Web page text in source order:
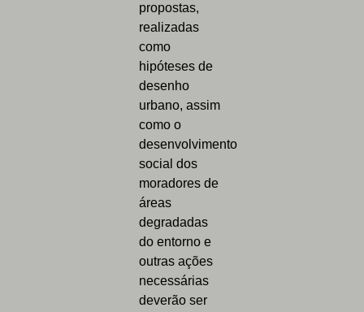
propostas,
realizadas
como
hipóteses de
desenho
urbano, assim
como o
desenvolvimento
social dos
moradores de
áreas
degradadas
do entorno e
outras ações
necessárias
deverão ser